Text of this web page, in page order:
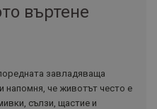
въртене
завладяваща
напомня, че животът често е
сълзи, щастие и